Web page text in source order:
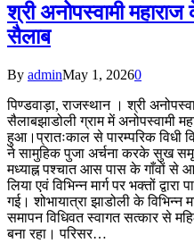
श्री अनोपस्वामी
सैलाब
By adminMay 1, 20260
पिण्डवाड़ा, राजस्थान । श्री
सैलाबझाडोली ग्राम में अनोपस्वामी
हुआ।प्रातःकाल से पारम्परिक विधी
ने सामुहिक पुजा अर्चना करके सुख
मध्याह्न पश्चात आस पास के गाँवों से
लिया एवं विभिन्न मार्ग पर भक्तों
गई। शोभायात्रा झाडोली के विभिन्न
समापन विधिवत स्वागत सत्कार से
बना रहा। परिसर…